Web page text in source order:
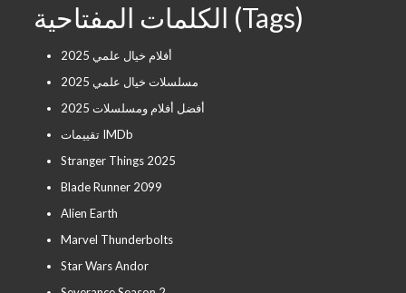
الكلمات المفتاحية (Tags)
أفلام خيال علمي 2025
مسلسلات خيال علمي 2025
أفضل أفلام ومسلسلات 2025
تقييمات IMDb
Stranger Things 2025
Blade Runner 2099
Alien Earth
Marvel Thunderbolts
Star Wars Andor